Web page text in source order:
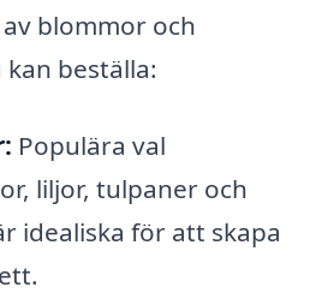
blommor och
beställa:
Populära val
liljor, tulpaner och
idealiska för att skapa